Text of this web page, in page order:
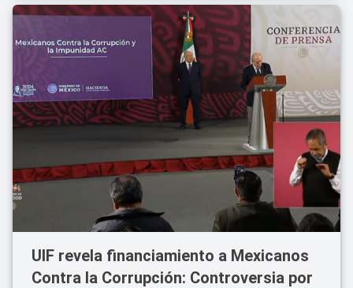
ha anunciado la medida como respuesta a la
iniciativa que busca permitir la elección popular de
jueces y ministros​.
UIF revela financiamiento a Mexicanos
Contra la Corrupción: Controversia por